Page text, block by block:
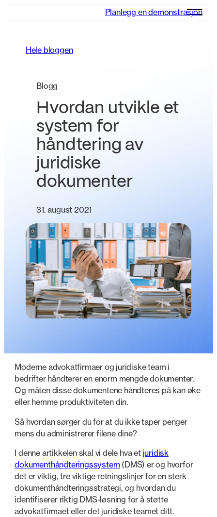
Planlegg en demonstrasjon
Hele bloggen
Blogg
Hvordan utvikle et
system for
håndtering av
juridiske
dokumenter
31. august 2021
Moderne advokatfirmaer og juridiske team i
bedrifter håndterer en enorm mengde dokumenter.
Og måten disse dokumentene håndteres på kan øke
eller hemme produktiviteten din.
Så hvordan sørger du for at du ikke taper penger
mens du administrerer filene dine?
I denne artikkelen skal vi dele hva et juridisk
dokumenthåndteringssystem (DMS) er og hvorfor
det er viktig, tre viktige retningslinjer for en sterk
dokumenthåndteringsstrategi, og hvordan du
identifiserer riktig DMS-løsning for å støtte
advokatfirmaet eller det juridiske teamet ditt.